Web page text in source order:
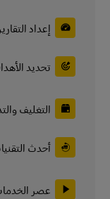
إعداد
تحديد
التغليف
أحدث
عصر